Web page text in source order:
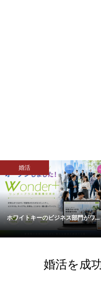
婚活
ホワイトキーのビジネス部門がワ...
婚活を成